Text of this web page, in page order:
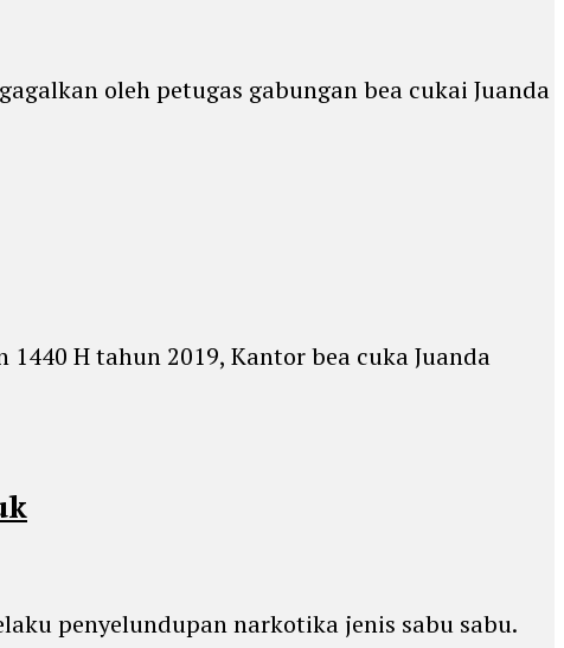
oleh petugas gabungan bea cukai Juanda
H tahun 2019, Kantor bea cuka Juanda
penyelundupan narkotika jenis sabu sabu.